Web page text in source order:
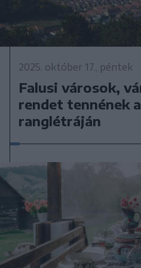
2025. október 17., péntek
Falusi városok,
rendet tennének
ranglétráján